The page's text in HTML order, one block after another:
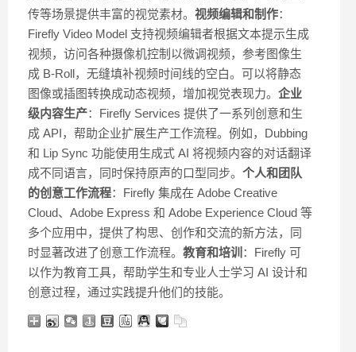
传等场景提供丰富的视觉素材。 视频编辑和制作：
Firefly Video Model 支持视频编辑者根据文本提示生成
视频，访问各种摄像机控制以微调视频，参考图像生
成 B-Roll，无缝填补视频时间线的空白。可以将静态
图像或插图转换成动态视频，增加视觉表现力。 企业
级内容生产：Firefly Services 提供了一系列创意和生
成 API，帮助企业扩展生产工作流程。例如，Dubbing
和 Lip Sync 功能使用生成式 AI 将视频内容的对话翻译
成不同语言，同时保持原声的口型同步。 个人和团队
的创意工作流程：Firefly 集成在 Adobe Creative
Cloud、Adobe Express 和 Adobe Experience Cloud 等
多个应用中，提供了构思、创作和交流的新方法，同
时显著改进了创意工作流程。 教育和培训 ：Firefly 可
以作为教育工具，帮助学生和专业人士学习 AI 设计和
创意过程，通过实践提升他们的技能。